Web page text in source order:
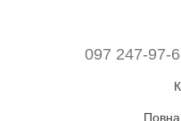
097 247-97-
Повна